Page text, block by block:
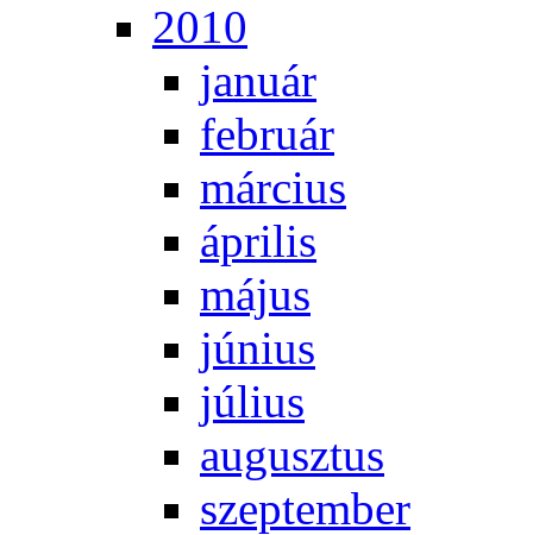
2010
ja­nu­ár
feb­ru­ár
már­ci­us
áp­ri­lis
má­jus
jú­ni­us
jú­li­us
au­gusz­tus
szep­tem­ber